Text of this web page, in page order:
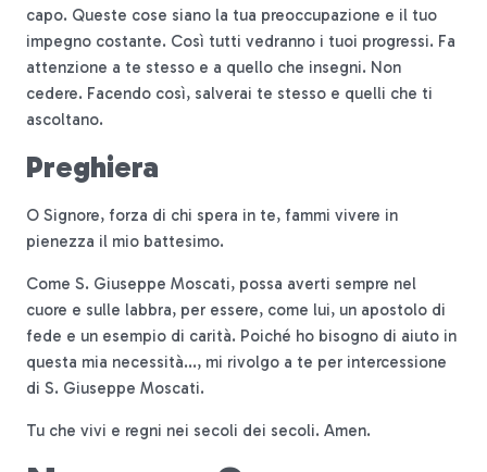
capo. Queste cose siano la tua preoccupazione e il tuo
impegno costante. Così tutti vedranno i tuoi progressi. Fa
attenzione a te stesso e a quello che insegni. Non
cedere. Facendo così, salverai te stesso e quelli che ti
ascoltano.
Preghiera
O Signore, forza di chi spera in te, fammi vivere in
pienezza il mio battesimo.
Come S. Giuseppe Moscati, possa averti sempre nel
cuore e sulle labbra, per essere, come lui, un apostolo di
fede e un esempio di carità. Poiché ho bisogno di aiuto in
questa mia necessità..., mi rivolgo a te per intercessione
di S. Giuseppe Moscati.
Tu che vivi e regni nei secoli dei secoli. Amen.